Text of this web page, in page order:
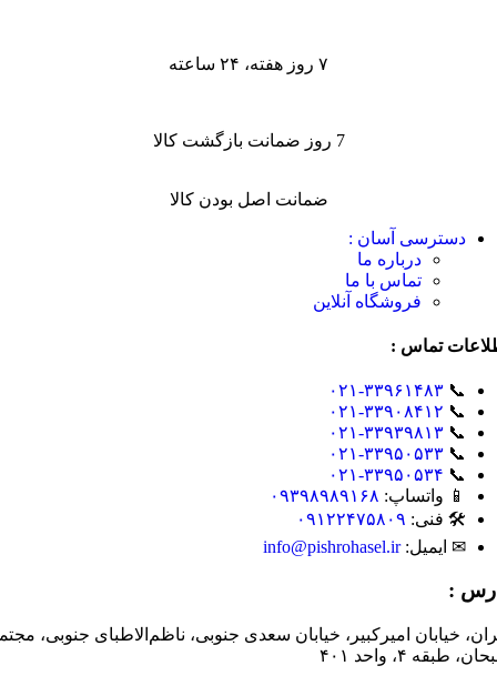
۷ روز هفته، ۲۴ ساعته
7 روز ضمانت بازگشت کالا
ضمانت اصل بودن کالا
دسترسی آسان :
درباره ما
تماس با ما
فروشگاه آنلاین
تماس :
📞 ۰۲۱-۳۳۹۶۱۴۸۳
📞 ۰۲۱-۳۳۹۰۸۴۱۲
📞 ۰۲۱-۳۳۹۳۹۸۱۳
📞 ۰۲۱-۳۳۹۵۰۵۳۳
📞 ۰۲۱-۳۳۹۵۰۵۳۴
📱 واتساپ: ۰۹۳۹۸۹۸۹۱۶۸
🛠 فنی: ۰۹۱۲۲۴۷۵۸۰۹
✉ ایمیل:info@pishrohasel.ir
:
خیابان امیرکبیر، خیابان سعدی جنوبی، ناظم‌الاطبای جنوبی،
طبقه ۴، واحد ۴۰۱